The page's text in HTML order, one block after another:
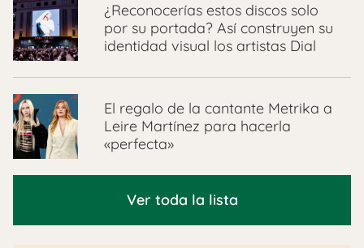
¿Reconocerías estos discos solo
por su portada? Así construyen su
identidad visual los artistas Dial
El regalo de la cantante Metrika a
Leire Martínez para hacerla
«perfecta»
Ver toda la lista